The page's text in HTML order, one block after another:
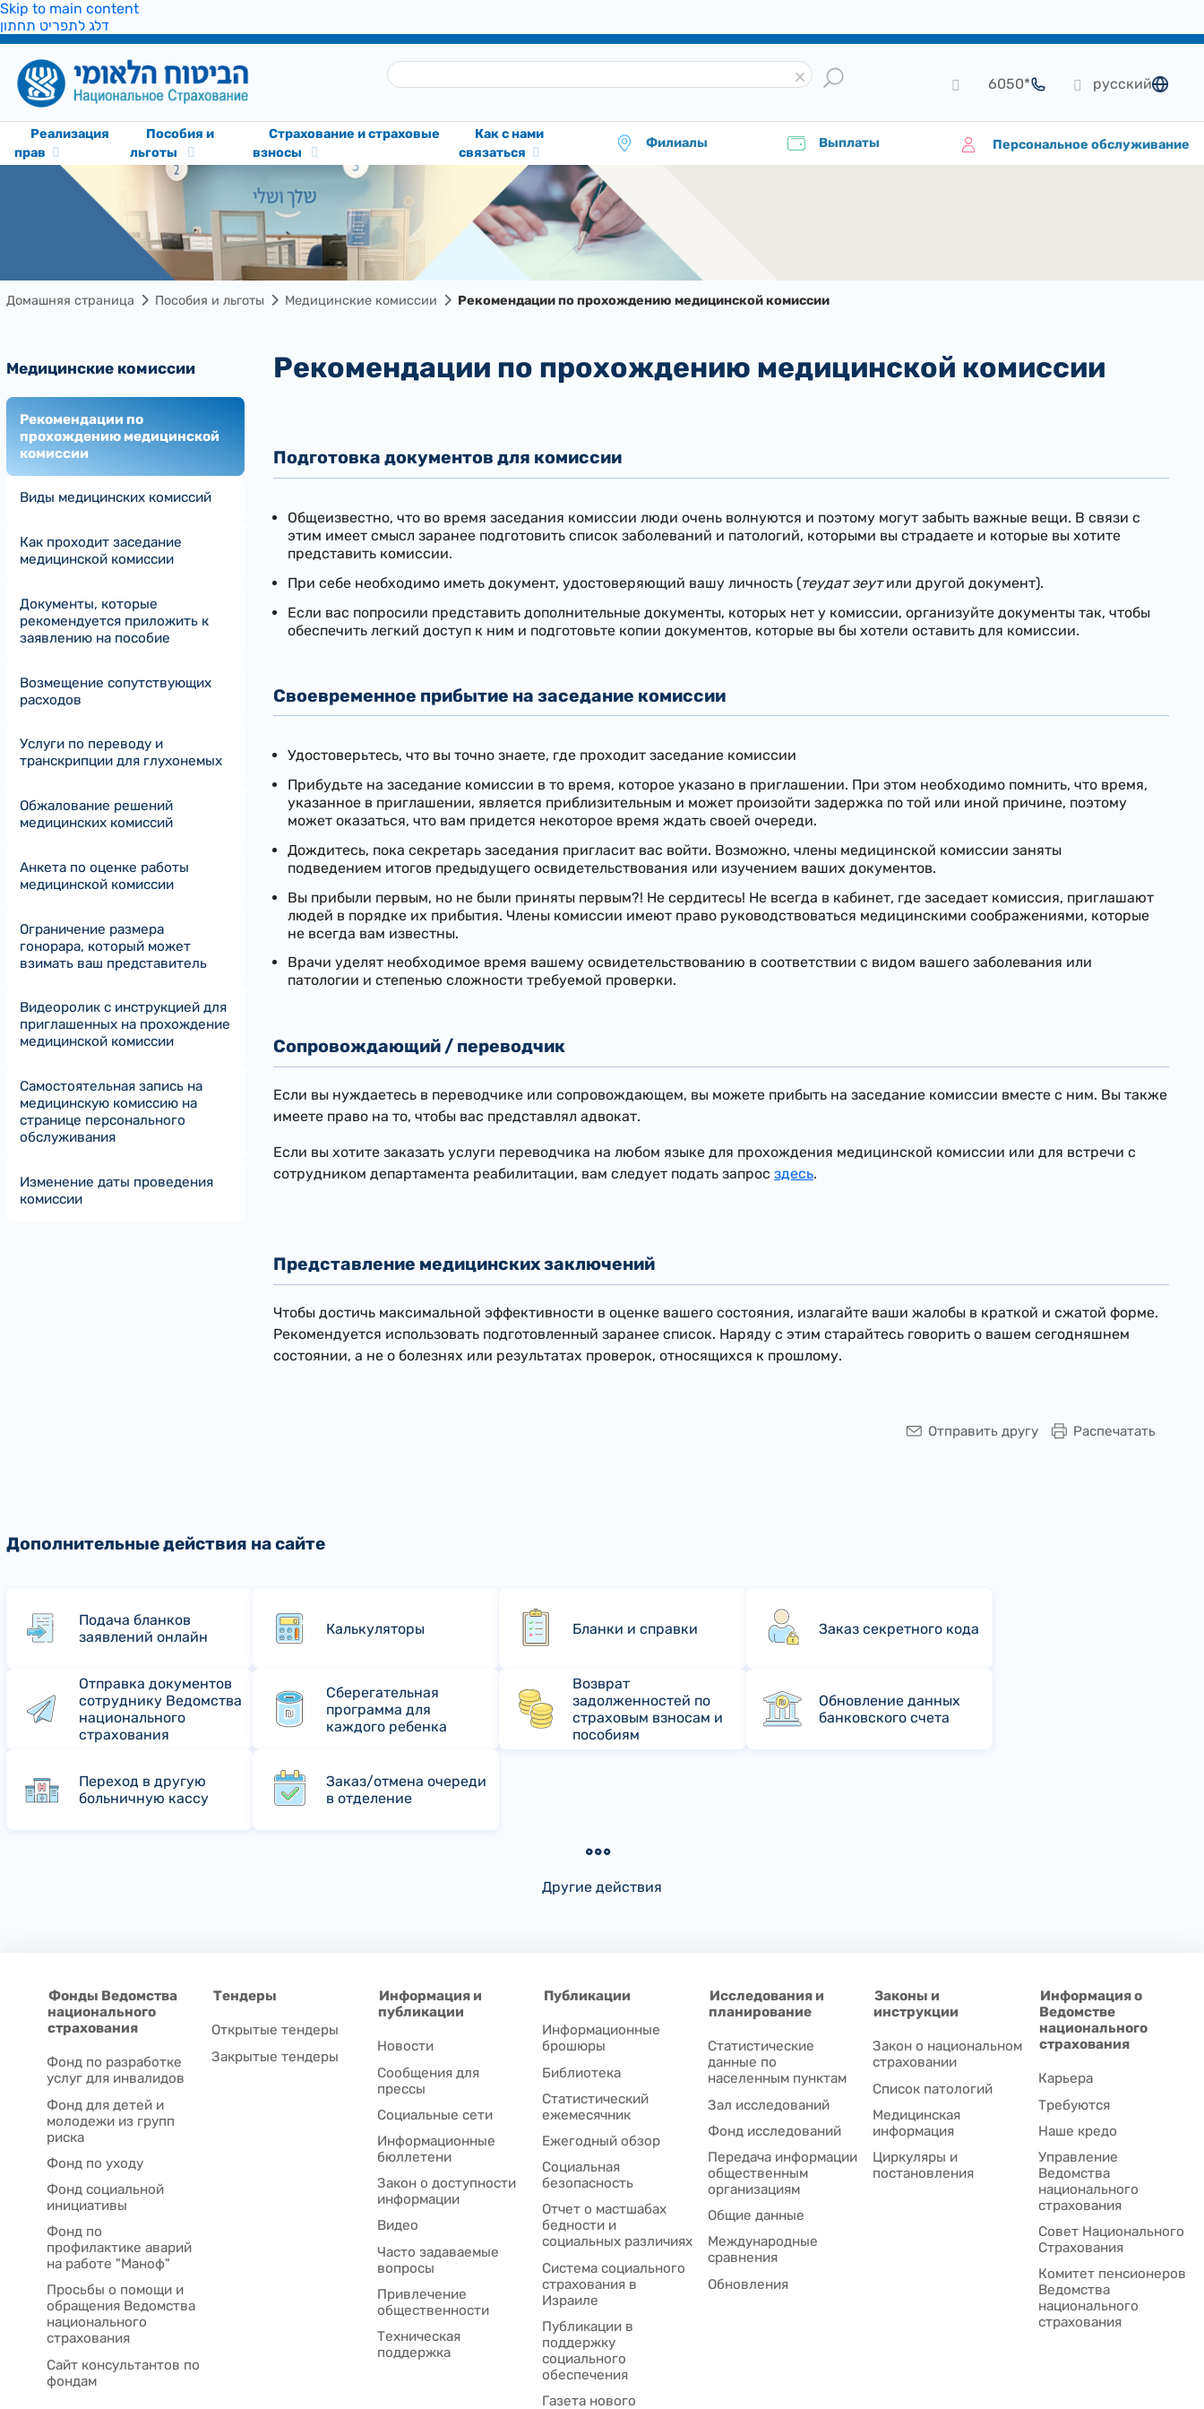
Skip to main content
דלג לתפריט תחתון
язык
русский
*6050
Реализация
прав
Пособия и
льготы
Cтрахование и страховые
взносы
Как с нами
связаться
Филиалы Выплаты Персональное обслуживание
Домашняя страница Пособия и льготы Медицинские комиссии Рекомендации по прохождению медицинской комиссии
Медицинские комиссии
Рекомендации по
прохождению медицинской
комиссии
Виды медицинских комиссий
Как проходит заседание
медицинской комиссии
Документы, которые
рекомендуется приложить к
заявлению на пособие
Возмещение сопутствующих
расходов
Услуги по переводу и
транскрипции для глухонемых
Обжалование решений
медицинских комиссий
Анкета по оценке работы
медицинской комиссии
Ограничение размера
гонорара, который может
взимать ваш представитель
Видеоролик с инструкцией для
приглашенных на прохождение
медицинской комиссии
Самостоятельная запись на
медицинскую комиссию на
странице персонального
обслуживания
Изменение даты проведения
комиссии
Рекомендации по прохождению медицинской комиссии
​Подготовка документов для комиссии
Общеизвестно, что во время заседания комиссии люди очень волнуются и поэтому могут забыть важные вещи. В связи с
этим имеет смысл заранее подготовить список заболеваний и патологий, которыми вы страдаете и которые вы хотите
представить комиссии.
При себе необходимо иметь документ, удостоверяющий вашу личность (теудат зеутили другой документ).
Если вас попросили представить дополнительные документы, которых нет у комиссии, организуйте документы так, чтобы
обеспечить легкий доступ к ним и подготовьте копии документов, которые вы бы хотели оставить для комиссии.
Своевременное прибытие на заседание комиссии
Удостоверьтесь, что вы точно знаете, где проходит заседание комиссии
Прибудьте на заседание комиссии в то время, которое указано в приглашении. При этом необходимо помнить, что время,
указанное в приглашении, является приблизительным и может произойти задержка по той или иной причине, поэтому
может оказаться, что вам придется некоторое время ждать своей очереди.
Дождитесь, пока секретарь заседания пригласит вас войти. Возможно, члены медицинской комиссии заняты
подведением итогов предыдущего освидетельствования или изучением ваших документов.
Вы прибыли первым, но не были приняты первым?! Не сердитесь! Не всегда в кабинет, где заседает комиссия, приглашают
людей в порядке их прибытия. Члены комиссии имеют право руководствоваться медицинскими соображениями, которые
не всегда вам известны.
Врачи уделят необходимое время вашему освидетельствованию в соответствии с видом вашего заболевания или
патологии и степенью сложности требуемой проверки.
Сопровождающий / переводчик
Если вы нуждаетесь в переводчике или сопровождающем, вы можете прибыть на заседание комиссии вместе с ним. Вы также
имеете право на то, чтобы вас представлял адвокат.
Если вы хотите заказать услуги переводчика на любом языке для прохождения медицинской комиссии или для встречи с
сотрудником департамента реабилитации, вам следует подать запрос здесь.
Представление медицинских заключений
Чтобы достичь максимальной эффективности в оценке вашего состояния, излагайте ваши жалобы в краткой и сжатой форме.
Рекомендуется использовать подготовленный заранее список. Наряду с этим старайтесь говорить о вашем сегодняшнем
состоянии, а не о болезнях или результатах проверок, относящихся к прошлому.
Распечатать
Отправить другу
Дополнительные действия на сайте
Подача бланков
заявлений онлайн
Калькуляторы Бланки и справки Заказ секретного кода
Отправка документов
сотруднику Ведомства
национального
страхования
Сберегательная
программа для
каждого ребенка
Возврат
задолженностей по
страховым взносам и
пособиям
Обновление данных
банковского счета
Переход в другую
больничную кассу
Заказ/отмена очереди
в отделение
Другие действия
Информация о
Ведомстве
национального
страхования
Карьера
Требуются
Наше кредо
Управление
Ведомства
национального
страхования
Совет Национального
Cтрахования
Комитет пенсионеров
Ведомства
национального
страхования
Законы и
инструкции
Закон о национальном
страховании
Список патологий
Медицинская
информация
Циркуляры и
постановления
Исследования и
планирование
Статистические
данные по
населенным пунктам
Зал исследований
Фонд исследований
Передача информации
общественным
организациям
Общие данные
Международные
сравнения
Обновления
Публикации
Информационные
брошюры
Библиотека
Статистический
ежемесячник
Ежегодный обзор
Социальная
безопасность
Отчет о мастшабах
бедности и
социальных различиях
Система социального
страхования в
Израиле
Публикации в
поддержку
социального
обеспечения
Газета нового
Информация и
публикации
Новости
Сообщения для
прессы
Социальные сети
Информационные
бюллетени
Закон о доступности
информации
Видео
Часто задаваемые
вопросы
Привлечение
общественности
Техническая
поддержка
Тендеры
Открытые тендеры
Закрытые тендеры
Фонды Ведомства
национального
страхования
Фонд по разработке
услуг для инвалидов
Фонд для детей и
молодежи из групп
риска
Фонд по уходу
Фонд социальной
инициативы
Фонд по
профилактике аварий
на работе "Маноф"
Просьбы о помощи и
обращения Ведомства
национального
страхования
Сайт консультантов по
фондам